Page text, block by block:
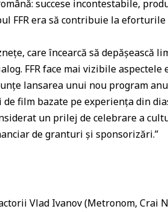
succese incontestabile,
FFR era să contribuie la
care încearcă să
FFR face mai vizibile aspectele
lansarea unui nou program
film bazate pe experienţa din
un prilej de celebrare a
de granturi şi sponsorizări.”
Vlad Ivanov (Metronom, Crai